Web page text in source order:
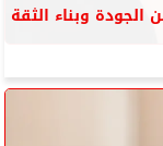
الجودة وبناء الثقة